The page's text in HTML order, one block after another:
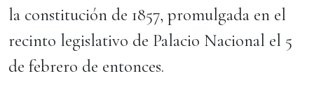
la constitución de 1857, promulgada en el
recinto legislativo de Palacio Nacional el 5
de febrero de entonces.